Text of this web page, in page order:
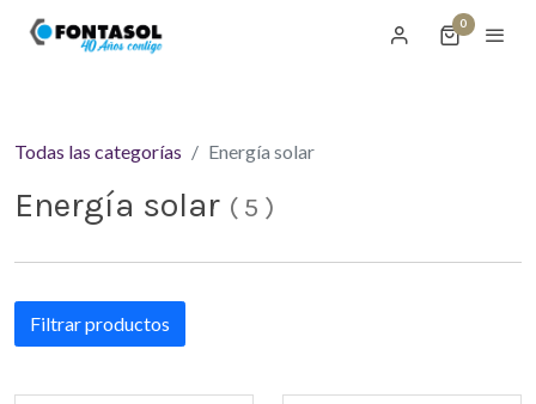
0
Todas las categorías Energía solar
Energía solar ( 5 )
Filtrar productos